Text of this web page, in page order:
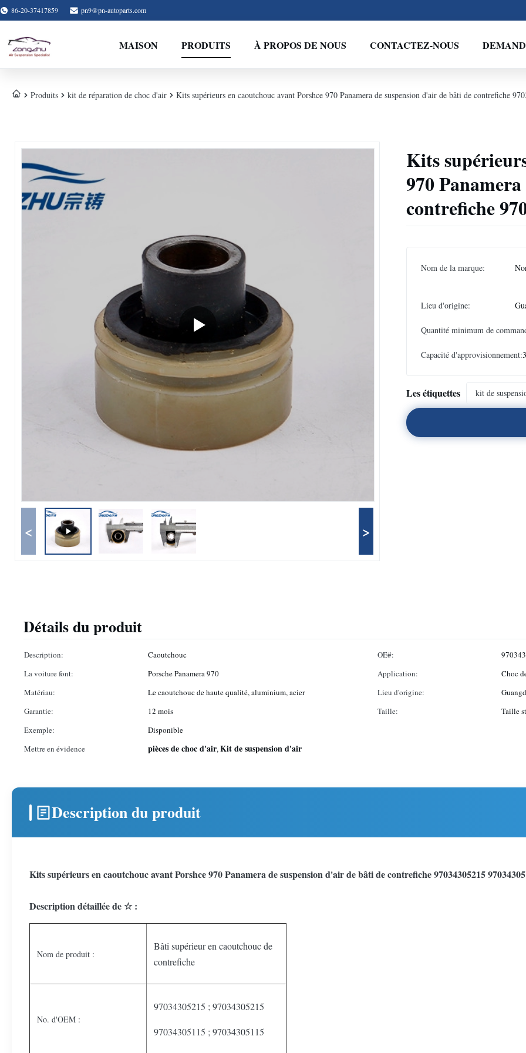
86-20-37417859 pn9@pn-autoparts.com
MAISON PRODUITS À PROPOS DE NOUS CONTACTEZ-NOUS
Produits kit de réparation de choc d'air Kits supérieurs en caoutchouc avant Porshce 970 Panamera de suspension d'air de bâti de contrefiche
< >
Kits
970
contrefiche
Nom de la marque:
Lieu d'origine:
Quantité minimum de
Capacité d'approvisionnement:
Les étiquettes kit de
Détails du produit
Description: Caoutchouc OE#:
La voiture font:
Porsche Panamera 970 Application:
Choc
Matériau:
Le caoutchouc de haute qualité, aluminium, acier Lieu d'origine:
Garantie:
12 mois Taille:
Taille
Exemple:
Disponible
Mettre en évidence
pièces de choc d'air,Kit de suspension d'air
Description du produit
Kits supérieurs en caoutchouc avant Porshce 970 Panamera de suspension d'air de bâti de contrefiche 97034305215
Description détaillée de ☆ :
Nom de produit :
Bâti supérieur en caoutchouc de
contrefiche
No. d'OEM :
97034305215 ; 97034305215
97034305115 ; 97034305115